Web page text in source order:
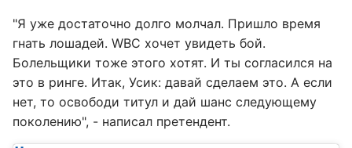
"Я уже достаточно долго молчал. Пришло время
гнать лошадей. WBC хочет увидеть бой.
Болельщики тоже этого хотят. И ты согласился на
это в ринге. Итак, Усик: давай сделаем это. А если
нет, то освободи титул и дай шанс следующему
поколению", - написал претендент.